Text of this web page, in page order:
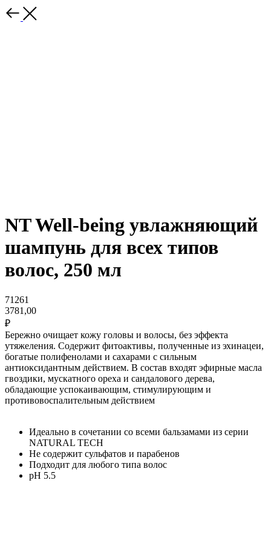
NT Well-being увлажняющий
шампунь для всех типов
волос, 250 мл
71261
3781,00
₽
Бережно очищает кожу головы и волосы, без эффекта
утяжеления. Содержит фитоактивы, полученные из эхинацеи,
богатые полифенолами и сахарами с сильным
антиоксидантным действием. В состав входят эфирные масла
гвоздики, мускатного ореха и сандалового дерева,
обладающие успокаивающим, стимулирующим и
противовоспалительным действием
Идеально в сочетании со всеми бальзамами из серии
NATURAL TECH
Не содержит сульфатов и парабенов
Подходит для любого типа волос
pН 5.5